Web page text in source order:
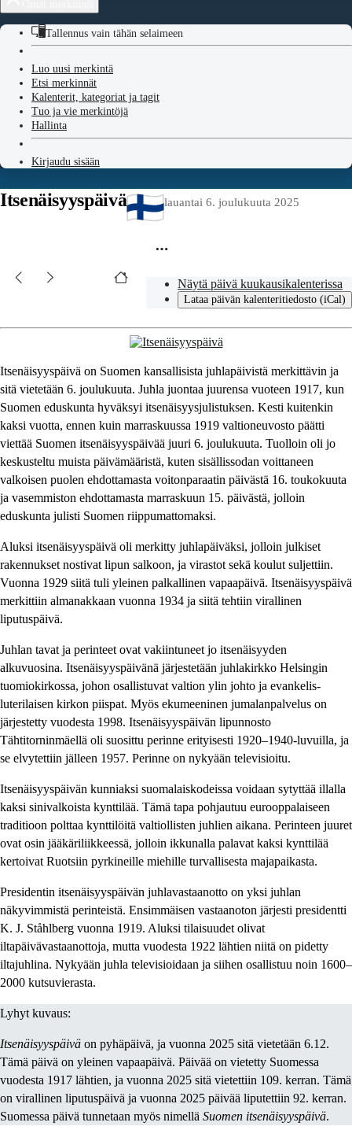
Tallennus vain tähän selaimeen
Luo uusi merkintä
Etsi merkinnät
Kalenterit, kategoriat ja tagit
Tuo ja vie merkintöjä
Hallinta
Kirjaudu sisään
Itsenäisyyspäivä lauantai 6. joulukuuta 2025
Näytä päivä kuukausikalenterissa
Lataa päivän kalenteritiedosto (iCal)
Itsenäisyyspäivä on Suomen kansallisista juhlapäivistä merkittävin ja
sitä vietetään 6. joulukuuta. Juhla juontaa juurensa vuoteen 1917, kun
Suomen eduskunta hyväksyi itsenäisyysjulistuksen. Kesti kuitenkin
kaksi vuotta, ennen kuin marraskuussa 1919 valtioneuvosto päätti
viettää Suomen itsenäisyyspäivää juuri 6. joulukuuta. Tuolloin oli jo
keskusteltu muista päivämääristä, kuten sisällissodan voittaneen
valkoisen puolen ehdottamasta voitonparaatin päivästä 16. toukokuuta
ja vasemmiston ehdottamasta marraskuun 15. päivästä, jolloin
eduskunta julisti Suomen riippumattomaksi.
Aluksi itsenäisyyspäivä oli merkitty juhlapäiväksi, jolloin julkiset
rakennukset nostivat lipun salkoon, ja virastot sekä koulut suljettiin.
Vuonna 1929 siitä tuli yleinen palkallinen vapaapäivä. Itsenäisyyspäivä
merkittiin almanakkaan vuonna 1934 ja siitä tehtiin virallinen
liputuspäivä.
Juhlan tavat ja perinteet ovat vakiintuneet jo itsenäisyyden
alkuvuosina. Itsenäisyyspäivänä järjestetään juhlakirkko Helsingin
tuomiokirkossa, johon osallistuvat valtion ylin johto ja evankelis-
luterilaisen kirkon piispat. Myös ekumeeninen jumalanpalvelus on
järjestetty vuodesta 1998. Itsenäisyyspäivän lipunnosto
Tähtitorninmäellä oli suosittu perinne erityisesti 1920–1940-luvuilla, ja
se elvytettiin jälleen 1957. Perinne on nykyään televisioitu.
Itsenäisyyspäivän kunniaksi suomalaiskodeissa voidaan sytyttää illalla
kaksi sinivalkoista kynttilää. Tämä tapa pohjautuu eurooppalaiseen
traditioon polttaa kynttilöitä valtiollisten juhlien aikana. Perinteen juuret
ovat osin jääkäriliikkeessä, jolloin ikkunalla palavat kaksi kynttilää
kertoivat Ruotsiin pyrkineille miehille turvallisesta majapaikasta.
Presidentin itsenäisyyspäivän juhlavastaanotto on yksi juhlan
näkyvimmistä perinteistä. Ensimmäisen vastaanoton järjesti presidentti
K. J. Ståhlberg vuonna 1919. Aluksi tilaisuudet olivat
iltapäivävastaanottoja, mutta vuodesta 1922 lähtien niitä on pidetty
iltajuhlina. Nykyään juhla televisioidaan ja siihen osallistuu noin 1600–
2000 kutsuvierasta.
Lyhyt kuvaus:
Itsenäisyyspäivä on pyhäpäivä, ja vuonna 2025 sitä vietetään 6.12.
Tämä päivä on yleinen vapaapäivä. Päivää on vietetty Suomessa
vuodesta 1917 lähtien, ja vuonna 2025 sitä vietettiin 109. kerran. Tämä
on virallinen liputuspäivä ja vuonna 2025 päivää liputettiin 92. kerran.
Suomessa päivä tunnetaan myös nimellä Suomen itsenäisyyspäivä.